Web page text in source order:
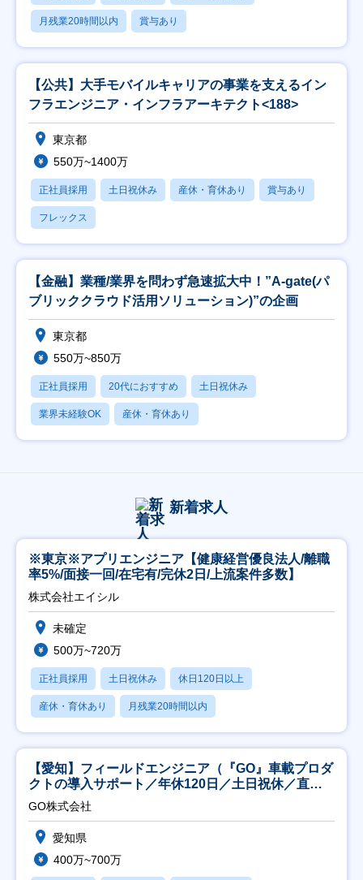
月残業20時間以内 賞与あり
【公共】大手モバイルキャリアの事業を支えるイン
フラエンジニア・インフラアーキテクト<188>
東京都
550万~1400万
正社員採用 土日祝休み 産休・育休あり 賞与あり
フレックス
【金融】業種/業界を問わず急速拡大中！”A-gate(パ
ブリッククラウド活用ソリューション)”の企画
東京都
550万~850万
正社員採用 20代におすすめ 土日祝休み
業界未経験OK 産休・育休あり
新着求人
※東京※アプリエンジニア【健康経営優良法人/離職
率5%/面接一回/在宅有/完休2日/上流案件多数】
株式会社エイシル
未確定
500万~720万
正社員採用 土日祝休み 休日120日以上
産休・育休あり 月残業20時間以内
【愛知】フィールドエンジニア（『GO』車載プロダ
クトの導入サポート／年休120日／土日祝休／直行
直帰
GO株式会社
愛知県
400万~700万